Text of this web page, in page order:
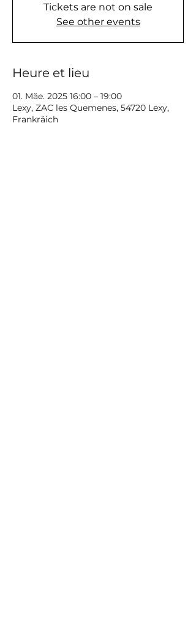
Tickets are not on sale
See other events
Heure et lieu
01. Mäe. 2025 16:00 – 19:00
Lexy, ZAC les Quemenes, 54720 Lexy,
Frankräich